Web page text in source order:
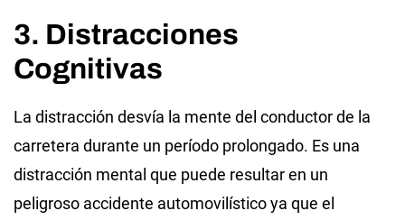
3. Distracciones
Cognitivas
La distracción desvía la mente del conductor de la
carretera durante un período prolongado. Es una
distracción mental que puede resultar en un
peligroso accidente automovilístico ya que el